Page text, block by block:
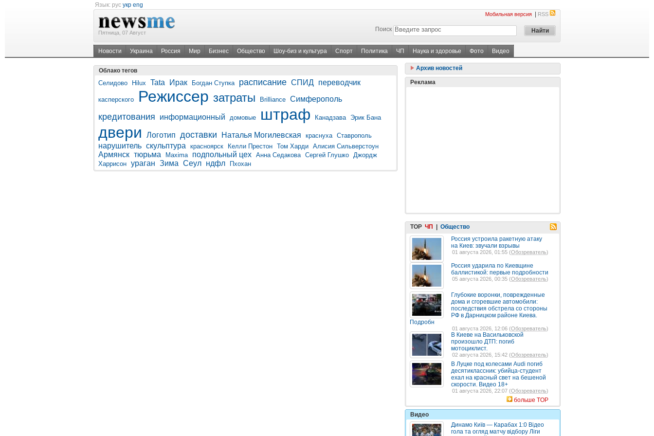
Язык: рус укр eng
Пятница, 07 Август
Мобильная версия RSS
Поиск
Новости Украина Россия Мир Бизнес Общество Шоу-биз и культура Спорт Политика ЧП Наука и здоровье Фото Видео
Облако тегов
Селидово Hilux Tata Ирак Богдан Ступка расписание СПИД переводчик
касперского Режиссер затраты Brilliance Симферополь
кредитования информационный домовые штраф Канадзава Эрик Бана
двери Логотип доставки Наталья Могилевская краснуха Ставрополь
нарушитель скульптура красноярск Келли Престон Том Харди Алисия Сильверстоун
Армянск тюрьма Maxima подпольный цех Анна Седакова Сергей Глушко Джордж
Харрисон ураган Зима Сеул ндфл Пхохан
Архив новостей
Реклама
TOP ЧП
Общество
Россия устроила ракетную атаку
на Киев: звучали взрывы
01 августа 2026, 01:55 (Обозреватель)
Россия ударила по Киевщине
баллистикой: первые подробности
05 августа 2026, 00:35 (Обозреватель)
Глубокие воронки, поврежденные
дома и сгоревшие автомобили:
последствия обстрела со стороны
РФ в Дарницком районе Киева.
Подробн
01 августа 2026, 12:06 (Обозреватель)
В Киеве на Васильковской
произошло ДТП: погиб
мотоциклист.
02 августа 2026, 15:42 (Обозреватель)
В Луцке под колесами Audi погиб
десятиклассник: убийца-студент
ехал на красный свет на бешеной
скорости. Видео 18+
01 августа 2026, 22:07 (Обозреватель)
больше TOP
Видео
Динамо Київ — Карабах 1:0 Відео
гола та огляд матчу відбору Ліги